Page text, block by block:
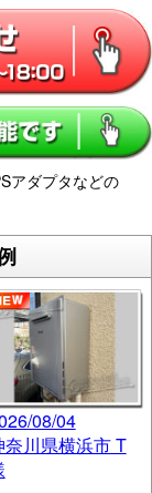
アダプタなどの
08/04
奈川県横浜市 T